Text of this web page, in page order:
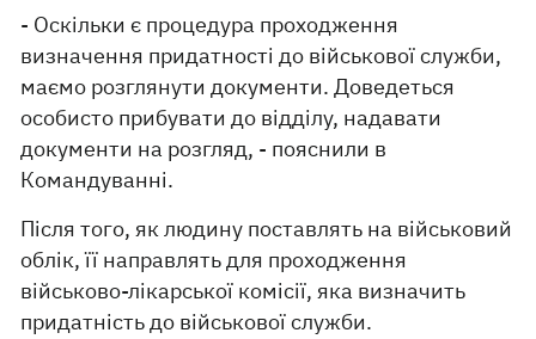
- Оскільки є процедура проходження
визначення придатності до військової служби,
маємо розглянути документи. Доведеться
особисто прибувати до відділу, надавати
документи на розгляд, - пояснили в
Командуванні.
Після того, як людину поставлять на військовий
облік, її направлять для проходження
військово-лікарської комісії, яка визначить
придатність до військової служби.